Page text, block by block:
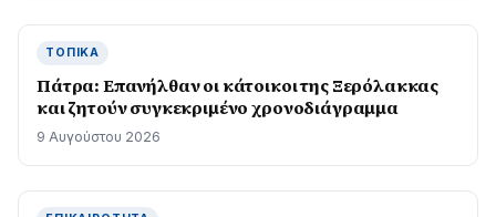
ΤΟΠΙΚΆ
Πάτρα: Επανήλθαν οι κάτοικοι της Ξερόλακκας
και ζητούν συγκεκριμένο χρονοδιάγραμμα
9 Αυγούστου 2026